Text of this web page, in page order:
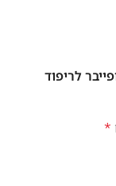
לריפוד
*